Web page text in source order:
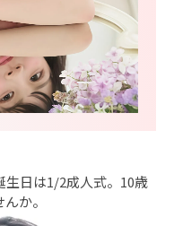
生日は1/2成人式。10歳
か。